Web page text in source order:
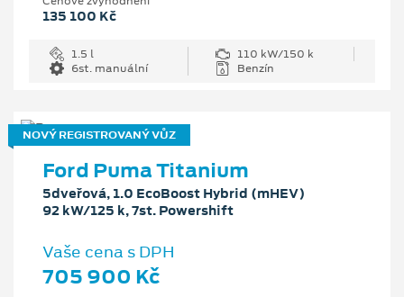
135 100 Kč
1.5 l
110 kW/150 k
6st. manuální
Benzín
NOVÝ REGISTROVANÝ VŮZ
Ford Puma Titanium
5dveřová, 1.0 EcoBoost Hybrid (mHEV)
92 kW/125 k, 7st. Powershift
Vaše cena s DPH
705 900 Kč